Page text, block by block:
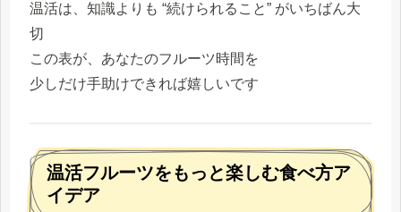
温活は、知識よりも “続けられること” がいちばん大
切
この表が、あなたのフルーツ時間を
少しだけ手助けできれば嬉しいです
温活フルーツをもっと楽しむ食べ方ア
イデア